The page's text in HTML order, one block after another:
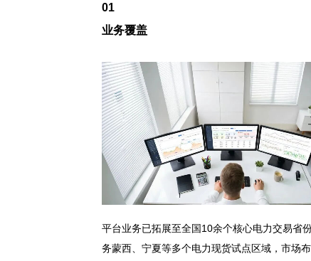
01
业务覆盖
平台业务已拓展至全国10余个核心电力交易省
务蒙西、宁夏等多个电力现货试点区域，市场